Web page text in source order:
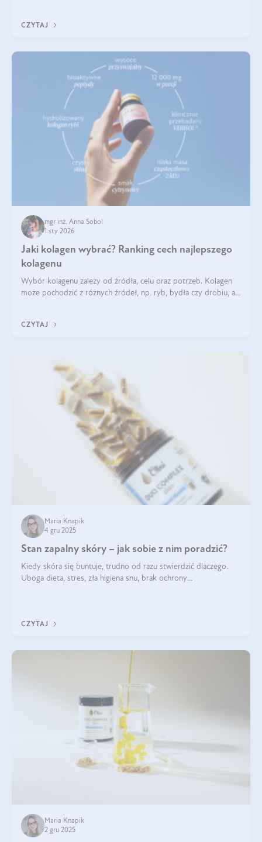
CZYTAJ
mgr inż. Anna Sobol
1 sty 2026
Jaki kolagen wybrać? Ranking cech najlepszego
kolagenu
Wybór kolagenu zależy od źródła, celu oraz potrzeb. Kolagen
może pochodzić z różnych źródeł, np. ryb, bydła czy drobiu, a
bydlęcy.
CZYTAJ
Maria Knapik
4 gru 2025
Stan zapalny skóry – jak sobie z nim poradzić?
Kiedy skóra się buntuje, trudno od razu stwierdzić dlaczego.
Uboga dieta, stres, zła higiena snu, brak ochrony
CZYTAJ
Maria Knapik
2 gru 2025